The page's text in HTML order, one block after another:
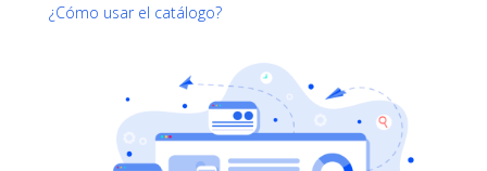
¿Cómo usar el catálogo?